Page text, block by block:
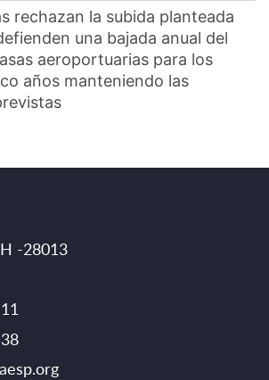
rechazan la subida planteada
una bajada anual del
aeroportuarias para los
años manteniendo las
-28013